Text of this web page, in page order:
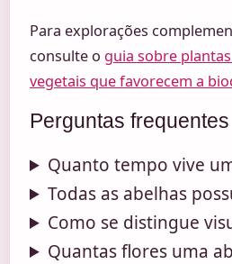
Para explorações
consulte o guia sobre
vegetais que favorecem a
Perguntas frequentes
Quanto tempo vive
Todas as abelhas
Como se distingue
Quantas flores uma